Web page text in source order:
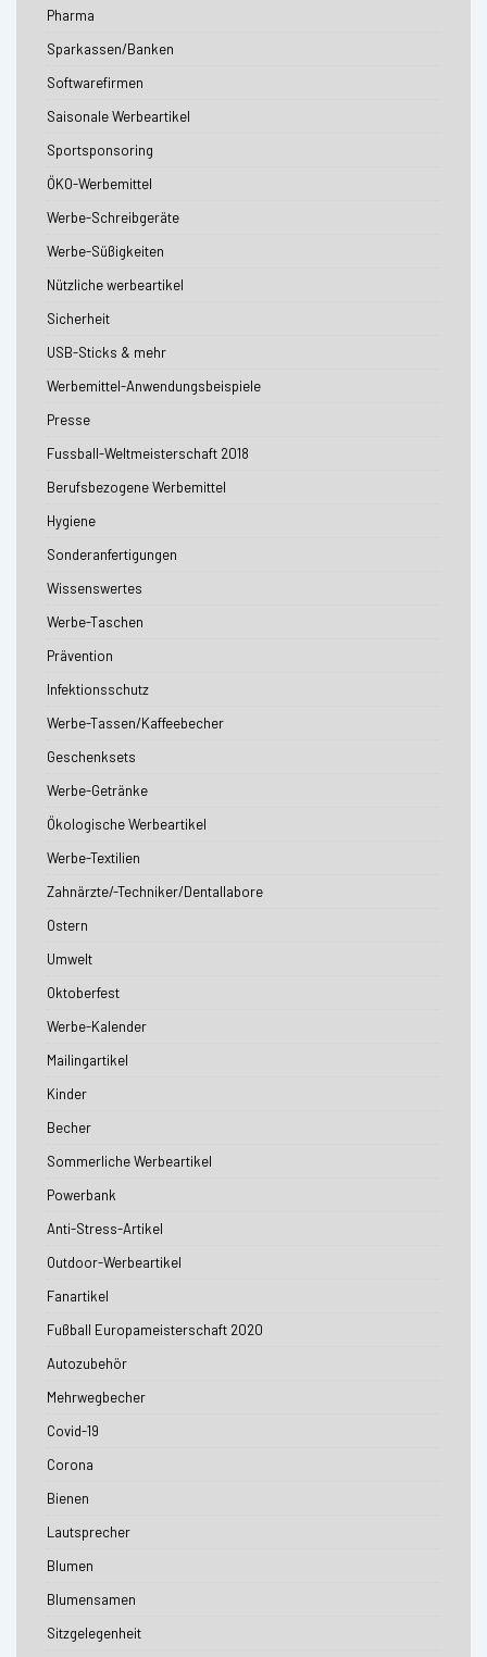
Pharma
Sparkassen/Banken
Softwarefirmen
Saisonale Werbeartikel
Sportsponsoring
ÖKO-Werbemittel
Werbe-Schreibgeräte
Werbe-Süßigkeiten
Nützliche werbeartikel
Sicherheit
USB-Sticks & mehr
Werbemittel-Anwendungsbeispiele
Presse
Fussball-Weltmeisterschaft 2018
Berufsbezogene Werbemittel
Hygiene
Sonderanfertigungen
Wissenswertes
Werbe-Taschen
Prävention
Infektionsschutz
Werbe-Tassen/Kaffeebecher
Geschenksets
Werbe-Getränke
Ökologische Werbeartikel
Werbe-Textilien
Zahnärzte/-Techniker/Dentallabore
Ostern
Umwelt
Oktoberfest
Werbe-Kalender
Mailingartikel
Kinder
Becher
Sommerliche Werbeartikel
Powerbank
Anti-Stress-Artikel
Outdoor-Werbeartikel
Fanartikel
Fußball Europameisterschaft 2020
Autozubehör
Mehrwegbecher
Covid-19
Corona
Bienen
Lautsprecher
Blumen
Blumensamen
Sitzgelegenheit